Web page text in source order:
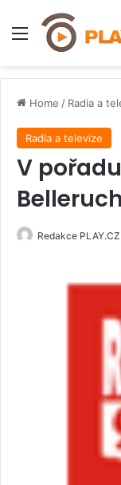
Menu
Home / Radia a
Radia a televize
V
Redakce PLAY.CZ